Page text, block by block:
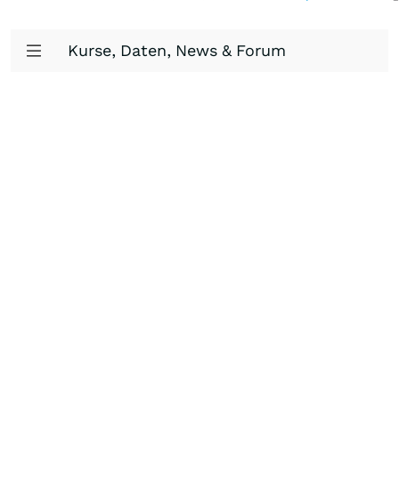
Kurse, Daten, News & Forum